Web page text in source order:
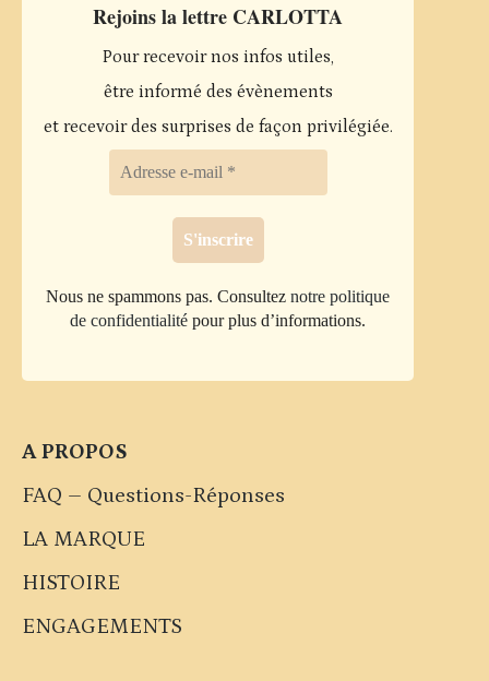
Rejoins la lettre CARLOTTA
Pour recevoir nos infos utiles,
être informé des évènements
et recevoir des surprises de façon privilégiée.
Nous ne spammons pas. Consulteznotre politique
de confidentialité pour plus d’informations.
A PROPOS
FAQ – Questions-Réponses
LA MARQUE
HISTOIRE
ENGAGEMENTS